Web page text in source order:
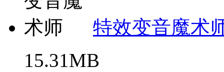
特效变音魔术
15.31MB